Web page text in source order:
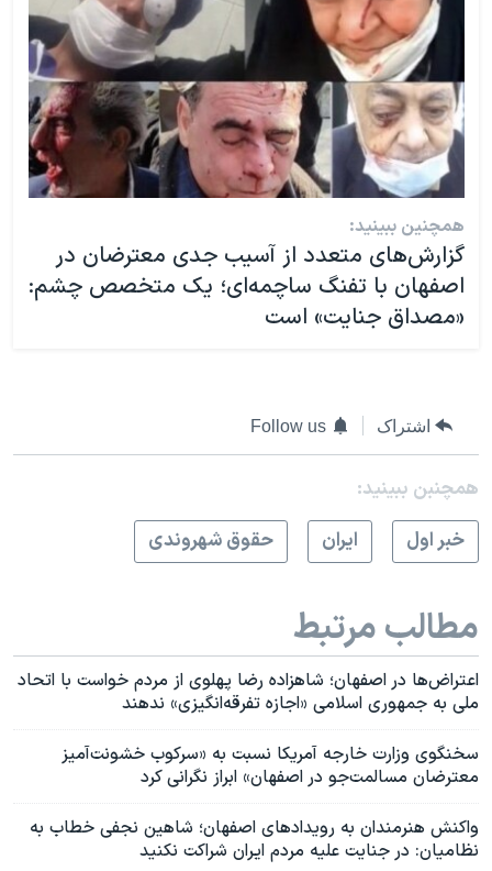
همچنین ببینید:
گزارش‌های متعدد از آسیب‌ جدی معترضان در
اصفهان با تفنگ ساچمه‌ای؛ یک متخصص چشم:
«مصداق جنایت» است
اشتراک Follow us
همچنبن ببینید:
خبر اول
ايران حقوق شهروندی
مطالب مرتبط
اعتراض‌ها در اصفهان؛ شاهزاده رضا پهلوی از مردم خواست با اتحاد
ملی به جمهوری اسلامی «اجازه تفرقه‌انگیزی» ندهند
سخنگوی وزارت خارجه آمریکا نسبت به «سرکوب خشونت‌آمیز
معترضان مسالمت‌جو در اصفهان» ابراز نگرانی کرد
واکنش‌ هنرمندان به رویدادهای اصفهان؛ شاهین نجفی خطاب به
نظامیان: در جنایت علیه مردم ایران شراکت نکنید